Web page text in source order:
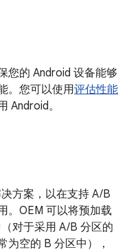
您的 Android 设备能够
。您可以使用评估性能
Android。
方案，以在支持 A/B
。OEM 可以将预加载
对于采用 A/B 分区的
为空的 B 分区中），